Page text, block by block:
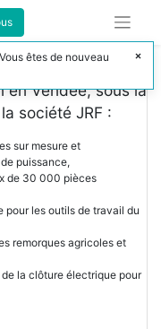
en Vendée, sous la
société JRF :
sur mesure et
puissance,
de 30 000 pièces
les outils de travail du
remorques agricoles et
la clôture électrique pour
êtes de nouveau